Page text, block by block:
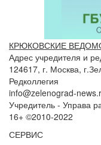
КРЮКОВСКИЕ
Адрес учредителя и
124617, г. Москва,
Редколлегия
info@zelenograd-
Учредитель - Управа
16+ ©2010-2022
СЕРВИС